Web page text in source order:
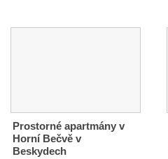
Prostorné apartmány v
Horní Bečvě v
Beskydech